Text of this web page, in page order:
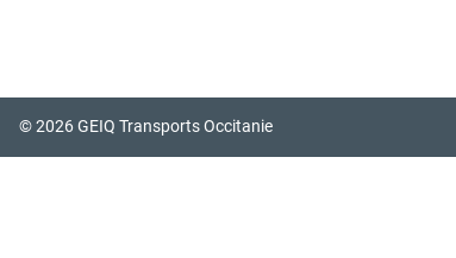
© 2026 GEIQ Transports Occitanie